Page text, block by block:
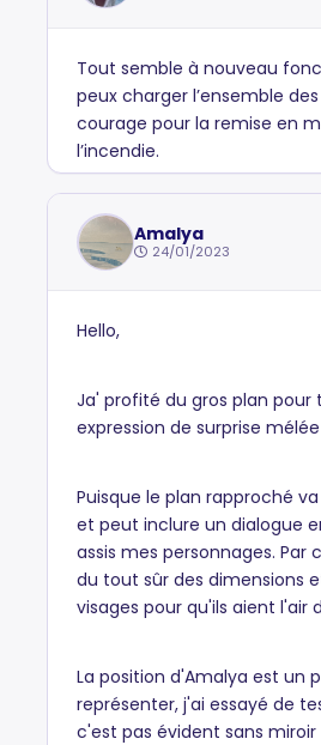
Tout semble à nouveau
peux charger l’ensemble
courage pour la remise en
l’incendie.
Amalya
24/01/2023
Hello,
Ja' profité du gros plan pour
expression de surprise
Puisque le plan rapproché
et peut inclure un dialogue
assis mes personnages. Par
du tout sûr des dimensions
visages pour qu'ils aient l'air
La position d'Amalya est un
représenter, j'ai essayé de
c'est pas évident sans miroir